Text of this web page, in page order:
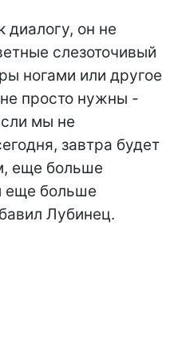
диалогу, он не
слезоточивый
ногами или другое
просто нужны -
мы не
завтра будет
еще больше
еще больше
Лубинец.